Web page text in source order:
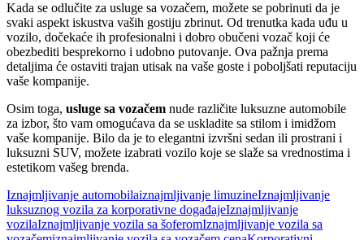
Kada se odlučite za usluge sa vozačem, možete se pobrinuti da je
svaki aspekt iskustva vaših gostiju zbrinut. Od trenutka kada uđu u
vozilo, dočekaće ih profesionalni i dobro obučeni vozač koji će
obezbediti besprekorno i udobno putovanje. Ova pažnja prema
detaljima će ostaviti trajan utisak na vaše goste i poboljšati reputaciju
vaše kompanije.
Osim toga, usluge sa vozačem nude različite luksuzne automobile
za izbor, što vam omogućava da se uskladite sa stilom i imidžom
vaše kompanije. Bilo da je to elegantni izvršni sedan ili prostrani i
luksuzni SUV, možete izabrati vozilo koje se slaže sa vrednostima i
estetikom vašeg brenda.
Iznajmljivanje automobilaiznajmljivanje limuzineIznajmljivanje
luksuznog vozila za korporativne događajeIznajmljivanje
vozilaIznajmljivanje vozila sa šoferomIznajmljivanje vozila sa